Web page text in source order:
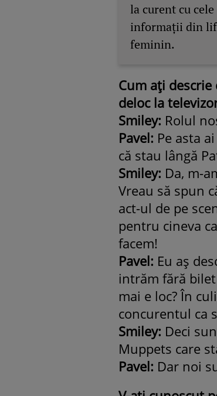
la curent cu
informații din
feminin.
Cum ați
deloc la
Smiley: Rolul
Pavel: Pe asta
că stau lângă
Smiley: Da, m-
Vreau să spun
act-ul de pe
pentru cineva
facem!
Pavel: Eu aș
intrăm fără
mai e loc? În
concurentul ca
Smiley: Deci
Muppets care
Pavel: Dar noi